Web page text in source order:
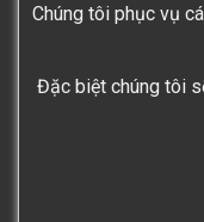
Chúng tôi phục vụ
Đặc biệt chúng tôi